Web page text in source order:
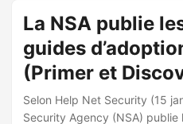
La NSA publie
guides
(Primer et
Selon Help Net Security (15
Security Agency (NSA) publie